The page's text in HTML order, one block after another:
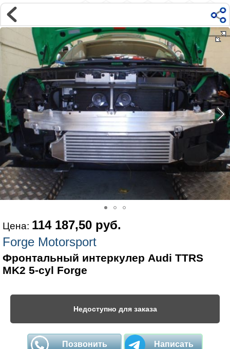
Магазин
Интернет-магазин �...
Цена: 114 187,50 руб.
Forge Motorsport
Фронтальный интеркулер Audi TTRS
MK2 5-cyl Forge
Недоступно для заказа
Позвонить Написать
Наверх ▲
Наши контакты:
г. Москва, м.ВДНХ
ул Ярославская д9 к2с5
Маршрут на Авто|
Маршрут пешком
Телефон:
+7 985 364 2044
@vonardtuning:vonard.ru
График работы по московскому времени:
пн-пт 10:30-19:00,сб 12:00-16:00
Мы в соц сетях: